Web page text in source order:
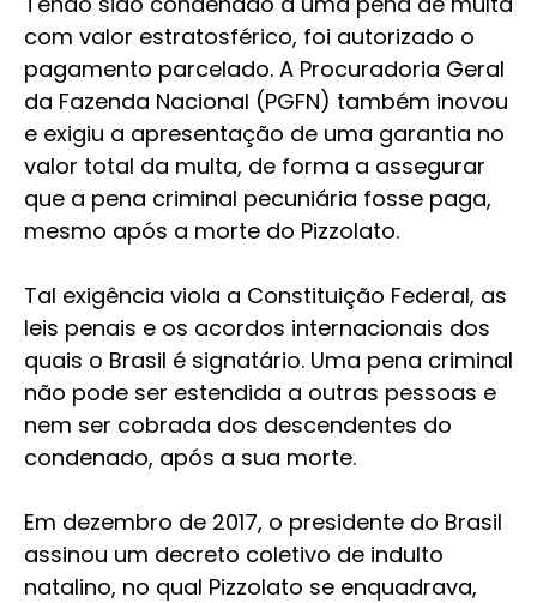
com valor estratosférico, foi autorizado o
pagamento parcelado. A Procuradoria Geral
da Fazenda Nacional (PGFN) também inovou
e exigiu a apresentação de uma garantia no
valor total da multa, de forma a assegurar
que a pena criminal pecuniária fosse paga,
mesmo após a morte do Pizzolato.
Tal exigência viola a Constituição Federal, as
leis penais e os acordos internacionais dos
quais o Brasil é signatário. Uma pena criminal
não pode ser estendida a outras pessoas e
nem ser cobrada dos descendentes do
condenado, após a sua morte.
Em dezembro de 2017, o presidente do Brasil
assinou um decreto coletivo de indulto
natalino, no qual Pizzolato se enquadrava,